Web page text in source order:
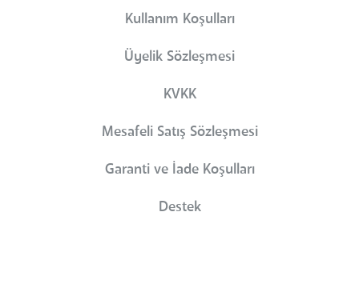
Kullanım Koşulları
Üyelik Sözleşmesi
KVKK
Mesafeli Satış Sözleşmesi
Garanti ve İade Koşulları
Destek